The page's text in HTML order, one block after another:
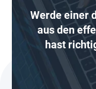
Werde einer
aus den
hast